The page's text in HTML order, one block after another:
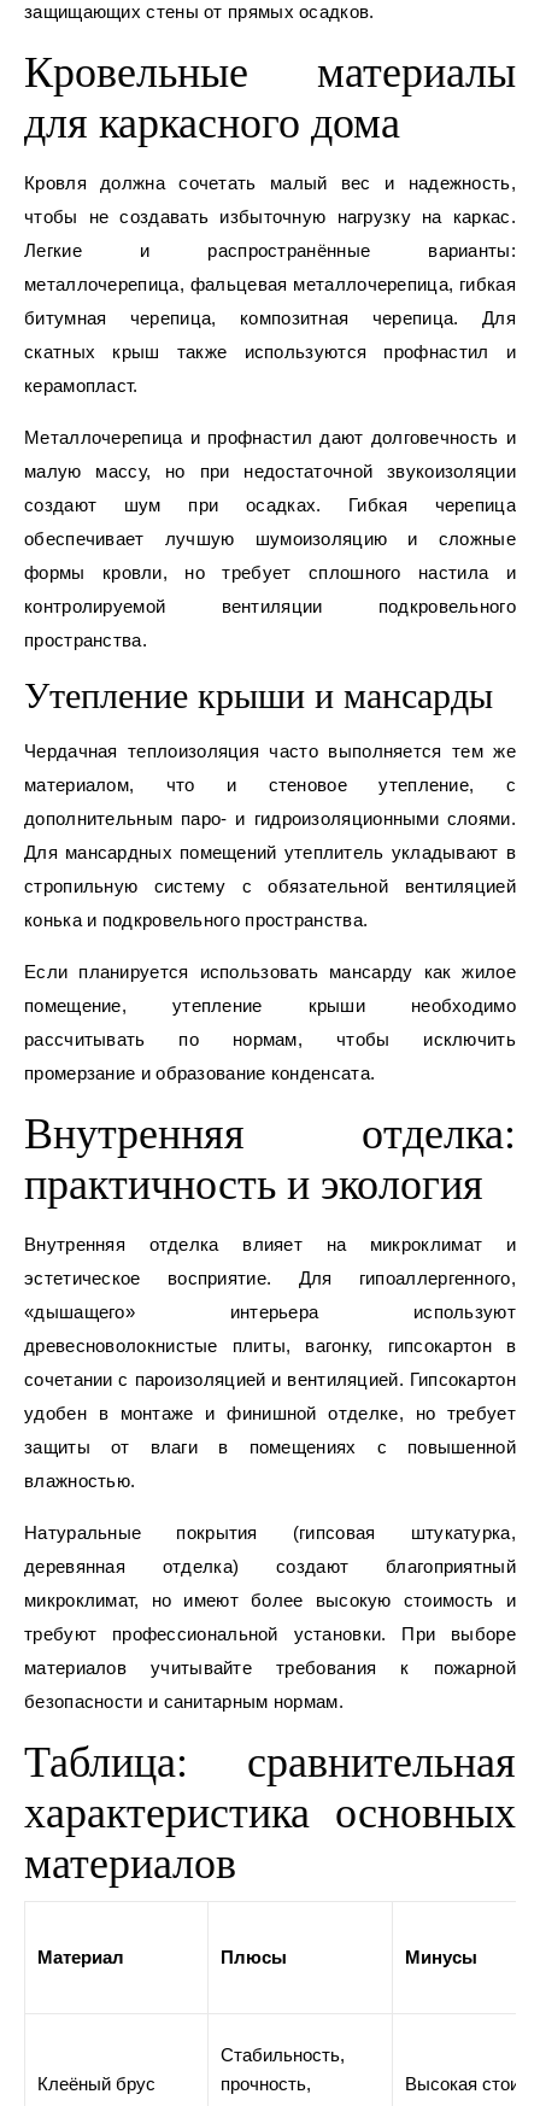
защищающих стены от прямых осадков.
Кровельные материалы
для каркасного дома
Кровля должна сочетать малый вес и надежность,
чтобы не создавать избыточную нагрузку на каркас.
Легкие и распространённые варианты:
металлочерепица, фальцевая металлочерепица, гибкая
битумная черепица, композитная черепица. Для
скатных крыш также используются профнастил и
керамопласт.
Металлочерепица и профнастил дают долговечность и
малую массу, но при недостаточной звукоизоляции
создают шум при осадках. Гибкая черепица
обеспечивает лучшую шумоизоляцию и сложные
формы кровли, но требует сплошного настила и
контролируемой вентиляции подкровельного
пространства.
Утепление крыши и мансарды
Чердачная теплоизоляция часто выполняется тем же
материалом, что и стеновое утепление, с
дополнительным паро- и гидроизоляционными слоями.
Для мансардных помещений утеплитель укладывают в
стропильную систему с обязательной вентиляцией
конька и подкровельного пространства.
Если планируется использовать мансарду как жилое
помещение, утепление крыши необходимо
рассчитывать по нормам, чтобы исключить
промерзание и образование конденсата.
Внутренняя отделка:
практичность и экология
Внутренняя отделка влияет на микроклимат и
эстетическое восприятие. Для гипоаллергенного,
«дышащего» интерьера используют
древесноволокнистые плиты, вагонку, гипсокартон в
сочетании с пароизоляцией и вентиляцией. Гипсокартон
удобен в монтаже и финишной отделке, но требует
защиты от влаги в помещениях с повышенной
влажностью.
Натуральные покрытия (гипсовая штукатурка,
деревянная отделка) создают благоприятный
микроклимат, но имеют более высокую стоимость и
требуют профессиональной установки. При выборе
материалов учитывайте требования к пожарной
безопасности и санитарным нормам.
Таблица: сравнительная
характеристика основных
материалов
Материал Плюсы Минусы
Клеёный брус
Стабильность,
прочность,
Высокая